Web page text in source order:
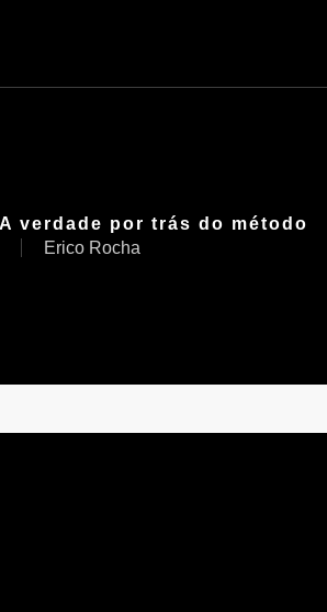
verdade por trás do método
Erico Rocha